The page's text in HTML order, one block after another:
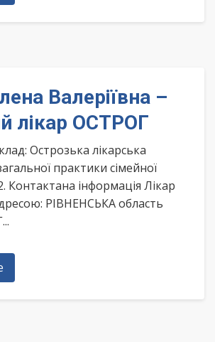
Валеріївна –
лікар ОСТРОГ
Острозька лікарська
практики сімейної
інформація Лікар
РІВНЕНСЬКА область